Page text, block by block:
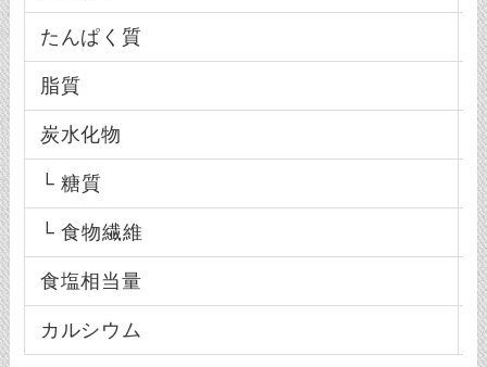
たんぱく質
脂質
炭水化物
└ 糖質
└ 食物繊維
食塩相当量
カルシウム